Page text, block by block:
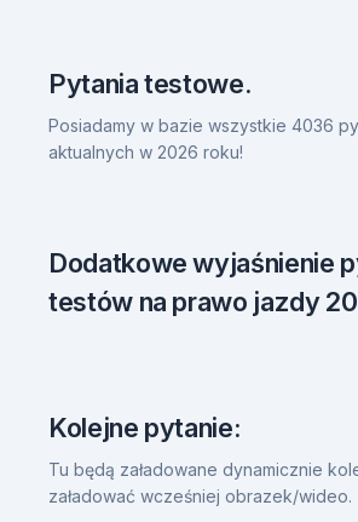
Pytania testowe.
Posiadamy w bazie wszystkie 4036
aktualnych w 2026 roku!
Dodatkowe wyjaśnienie
testów na prawo jazdy
Kolejne pytanie:
Tu będą załadowane dynamicznie
załadować wcześniej obrazek/wideo.